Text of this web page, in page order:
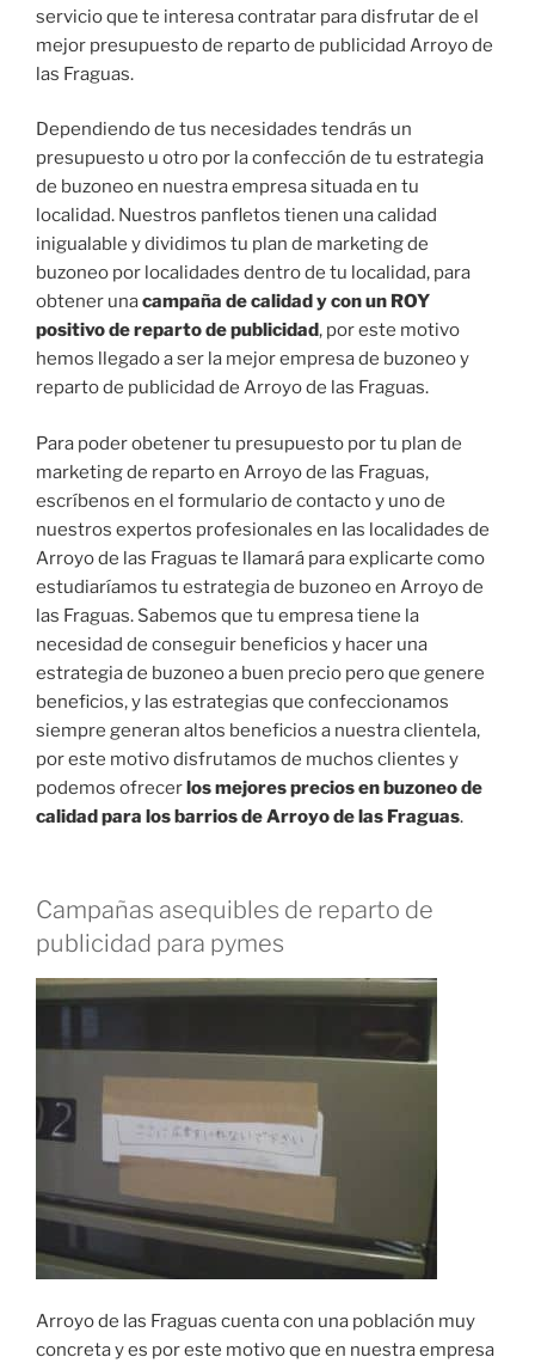
servicio que te interesa contratar para disfrutar de el
mejor presupuesto de reparto de publicidad Arroyo de
las Fraguas.
Dependiendo de tus necesidades tendrás un
presupuesto u otro por la confección de tu estrategia
de buzoneo en nuestra empresa situada en tu
localidad. Nuestros panfletos tienen una calidad
inigualable y dividimos tu plan de marketing de
buzoneo por localidades dentro de tu localidad, para
obtener unacampaña de calidad y con un ROY
positivo de reparto de publicidad, por este motivo
hemos llegado a ser la mejor empresa de buzoneo y
reparto de publicidad de Arroyo de las Fraguas.
Para poder obetener tu presupuesto por tu plan de
marketing de reparto en Arroyo de las Fraguas,
escríbenos en el formulario de contacto y uno de
nuestros expertos profesionales en las localidades de
Arroyo de las Fraguas te llamará para explicarte como
estudiaríamos tu estrategia de buzoneo en Arroyo de
las Fraguas. Sabemos que tu empresa tiene la
necesidad de conseguir beneficios y hacer una
estrategia de buzoneo a buen precio pero que genere
beneficios, y las estrategias que confeccionamos
siempre generan altos beneficios a nuestra clientela,
por este motivo disfrutamos de muchos clientes y
podemos ofrecerlos mejores precios en buzoneo de
calidad para los barrios de Arroyo de las Fraguas.
Campañas asequibles de reparto de
publicidad para pymes
Arroyo de las Fraguas cuenta con una población muy
concreta y es por este motivo que en nuestra empresa